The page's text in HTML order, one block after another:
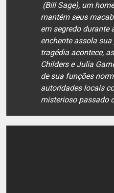
(Bill Sage), um
mantém seus
em segredo durante
enchente assola
tragédia acontece,
Childers e Julia
de sua funções
autoridades locais
misterioso passado